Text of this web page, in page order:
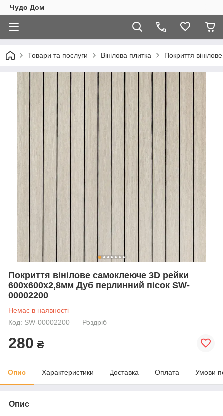
Чудо Дом
Товари та послуги Вінілова плитка Покриття
Покриття вінілове самоклеюче 3D рейки
600х600х2,8мм Дуб перлинний пісок SW-
00002200
Немає в наявності
Код: SW-00002200
Роздріб
280 ₴
Опис Характеристики Доставка Оплата Умови
Опис